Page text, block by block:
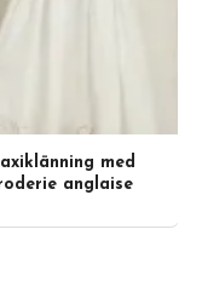
med
anglaise